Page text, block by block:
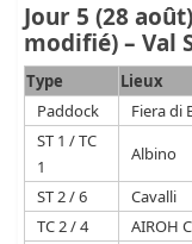
Jour 5 (28
modifié) – Val
Type Lieux
Paddock
Fiera di
ST 1 / TC
1
Albino
ST 2 / 6
Cavalli
TC 2 / 4
AIROH